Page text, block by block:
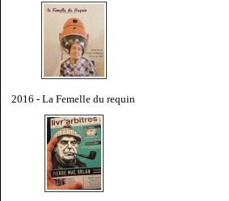
2016 - La Femelle du requin